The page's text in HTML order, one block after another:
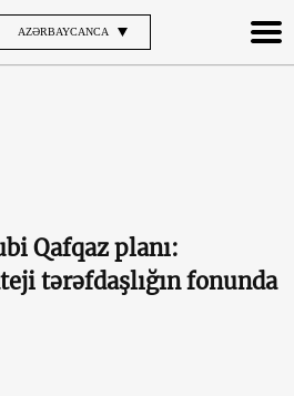
AZƏRBAYCANCA
Qafqaz planı:
tərəfdaşlığın fonunda